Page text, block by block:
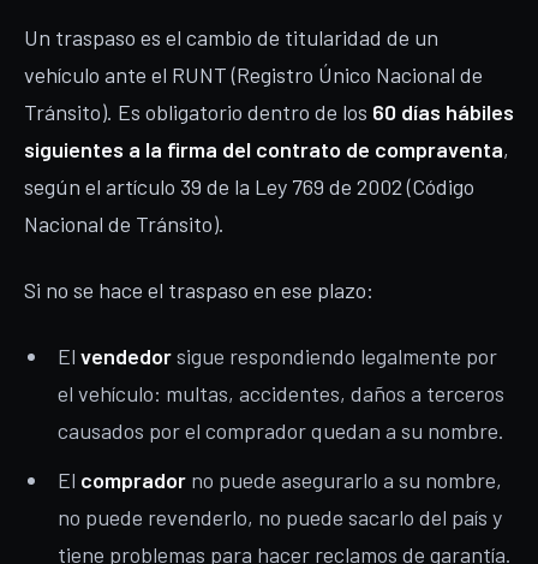
Un traspaso es el cambio de titularidad de un
vehículo ante el RUNT (Registro Único Nacional de
Tránsito). Es obligatorio dentro de los 60 días hábiles
siguientes a la firma del contrato de compraventa,
según el artículo 39 de la Ley 769 de 2002 (Código
Nacional de Tránsito).
Si no se hace el traspaso en ese plazo:
El vendedorsigue respondiendo legalmente por
el vehículo: multas, accidentes, daños a terceros
causados por el comprador quedan a su nombre.
El comprador no puede asegurarlo a su nombre,
no puede revenderlo, no puede sacarlo del país y
tiene problemas para hacer reclamos de garantía.